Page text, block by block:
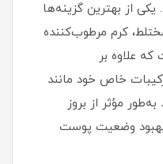
از بهترین گزینه‌ها
کرم مرطوب‌کننده
میل است که علاوه بر
خاص خود مانند
مؤثر از بروز
وضعیت پوست